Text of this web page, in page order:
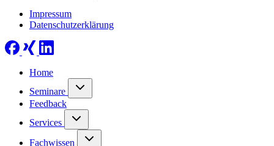
Impressum
Datenschutzerklärung
Home
Seminare
Feedback
Services
Fachwissen